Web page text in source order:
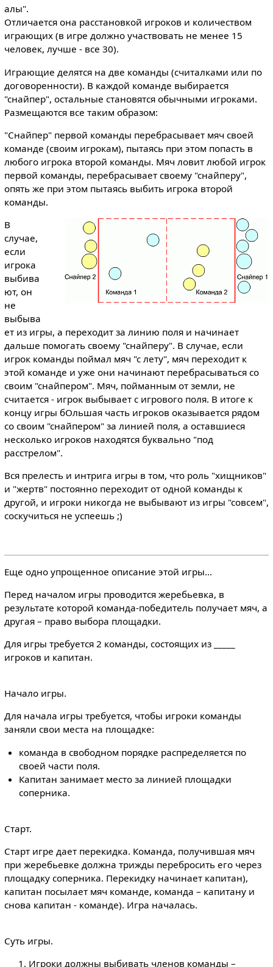
алы".
Отличается она расстановкой игроков и количеством
играющих (в игре должно участвовать не менее 15
человек, лучше - все 30).
Играющие делятся на две команды (считалками или по
договоренности). В каждой команде выбирается
"снайпер", остальные становятся обычными игроками.
Размещаются все таким образом:
"Снайпер" первой команды перебрасывает мяч своей
команде (своим игрокам), пытаясь при этом попасть в
любого игрока второй команды. Мяч ловит любой игрок
первой команды, перебрасывает своему "снайперу",
опять же при этом пытаясь выбить игрока второй
команды.
В
случае,
если
игрока
выбива
ют, он
не
выбыва
ет из игры, а переходит за линию поля и начинает
дальше помогать своему "снайперу". В случае, если
игрок команды поймал мяч "с лету", мяч переходит к
этой команде и уже они начинают перебрасываться со
своим "снайпером". Мяч, пойманным от земли, не
считается - игрок выбывает с игрового поля. В итоге к
концу игры бОльшая часть игроков оказывается рядом
со своим "снайпером" за линией поля, а оставшиеся
несколько игроков находятся буквально "под
расстрелом".
Вся прелесть и интрига игры в том, что роль "хищников"
и "жертв" постоянно переходит от одной команды к
другой, и игроки никогда не выбывают из игры "совсем",
соскучиться не успеешь ;)
Еще одно упрощенное описание этой игры...
Перед началом игры проводится жеребьевка, в
результате которой команда-победитель получает мяч, а
другая – право выбора площадки.
Для игры требуется 2 команды, состоящих из _____
игроков и капитан.
Начало игры.
Для начала игры требуется, чтобы игроки команды
заняли свои места на площадке:
команда в свободном порядке распределяется по
своей части поля.
Капитан занимает место за линией площадки
соперника.
Старт.
Старт игре дает перекидка. Команда, получившая мяч
при жеребьевке должна трижды перебросить его через
площадку соперника. Перекидку начинает капитан),
капитан посылает мяч команде, команда – капитану и
снова капитан - команде). Игра началась.
Суть игры.
Игроки должны выбивать членов команды –